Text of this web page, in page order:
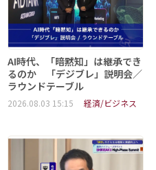
AI時代、「暗黙知」は継承でき
るのか 「デジブレ」説明会／
ラウンドテーブル
2026.08.03 15:15 経済/ビジネス